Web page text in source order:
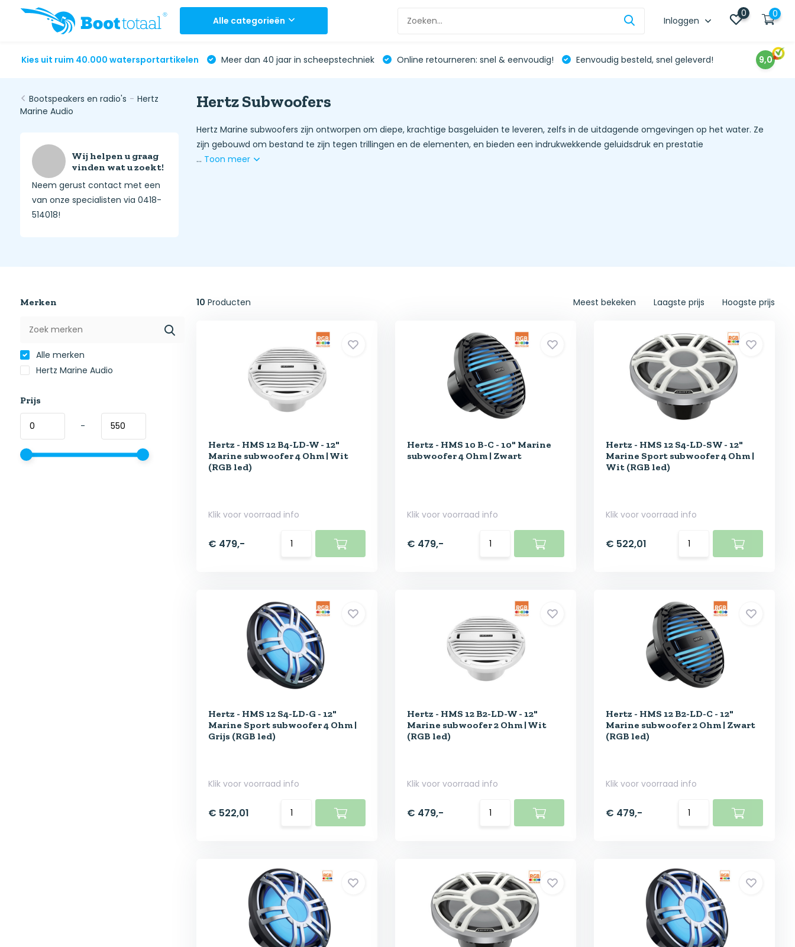
Alle categorieën Inloggen
0 0
Kies uit ruim 40.000 watersportartikelen Meer dan 40 jaar in scheepstechniek Online retourneren: snel & eenvoudig! Eenvoudig besteld, snel geleverd! 9,0
Bootspeakers en radio's - Hertz
Marine Audio
Wij helpen u graag
vinden wat u zoekt!
Neem gerust contact met een
van onze specialisten via 0418-
514018!
Hertz Subwoofers
Hertz Marine subwoofers zijn ontworpen om diepe, krachtige basgeluiden te leveren, zelfs in de uitdagende omgevingen op het water. Ze
zijn gebouwd om bestand te zijn tegen trillingen en de elementen, en bieden een indrukwekkende geluidsdruk en prestatie
... Toon meer
Merken
Alle merken
Hertz Marine Audio
Prijs
-
10 Producten Meest bekeken Laagste prijs Hoogste prijs
Hertz - HMS 12 B4-LD-W - 12"
Marine subwoofer 4 Ohm | Wit
(RGB led)
Klik voor voorraad info
€ 479,-
Hertz - HMS 10 B-C - 10" Marine
subwoofer 4 Ohm | Zwart
Klik voor voorraad info
€ 479,-
Hertz - HMS 12 S4-LD-SW - 12"
Marine Sport subwoofer 4 Ohm |
Wit (RGB led)
Klik voor voorraad info
€ 522,01
Hertz - HMS 12 S4-LD-G - 12"
Marine Sport subwoofer 4 Ohm |
Grijs (RGB led)
Klik voor voorraad info
€ 522,01
Hertz - HMS 12 B2-LD-W - 12"
Marine subwoofer 2 Ohm | Wit
(RGB led)
Klik voor voorraad info
€ 479,-
Hertz - HMS 12 B2-LD-C - 12"
Marine subwoofer 2 Ohm | Zwart
(RGB led)
Klik voor voorraad info
€ 479,-